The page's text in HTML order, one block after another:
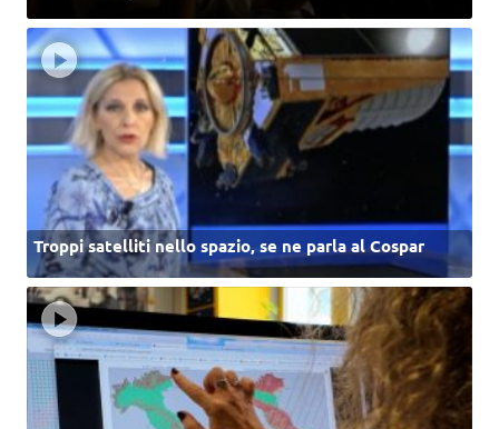
Troppi satelliti nello spazio, se ne parla al Cospar